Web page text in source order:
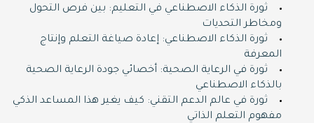
ثورة الذكاء الاصطناعي في التعليم: بين فرص التحول
ومخاطر التحديات
ثورة الذكاء الاصطناعي: إعادة صياغة التعلم وإنتاج
المعرفة
ثورة في الرعاية الصحية: أخصائي جودة الرعاية الصحية
بالذكاء الاصطناعي
ثورة في عالم الدعم التقني: كيف يغير هذا المساعد الذكي
مفهوم التعلم الذاتي